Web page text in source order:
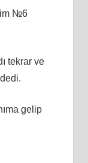
№6
tekrar ve
gelip